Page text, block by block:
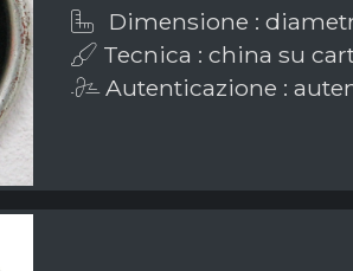
Dimensione :
Tecnica : china su
Autenticazione :